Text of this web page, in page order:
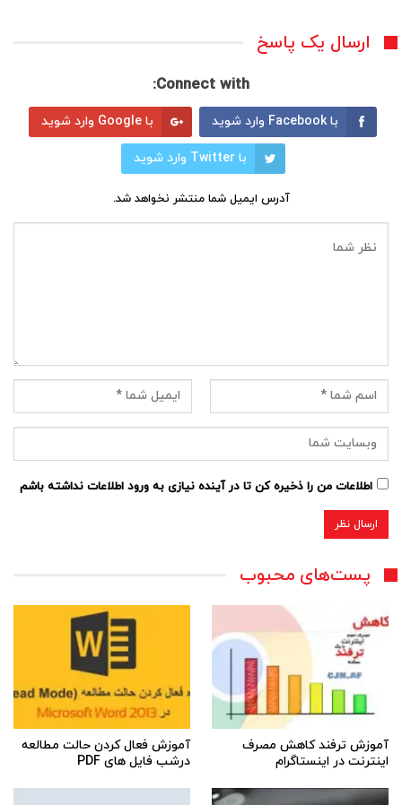
ارسال یک پاسخ
Connect with:
با Facebook وارد شوید با Google وارد شوید
با Twitter وارد شوید
آدرس ایمیل شما منتشر نخواهد شد.
اطلاعات من را ذخیره کن تا در آینده نیازی به ورود اطلاعات نداشته باشم
پست‌های محبوب
آموزش ترفند کاهش مصرف
اینترنت در اینستاگرام
آموزش فعال کردن حالت مطالعه
درشب فایل های PDF